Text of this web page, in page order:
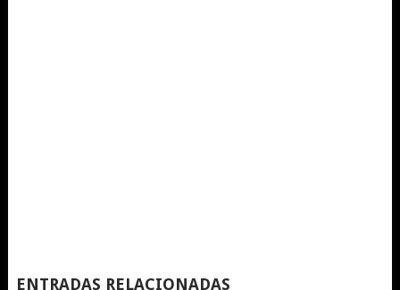
ENTRADAS RELACIONADAS